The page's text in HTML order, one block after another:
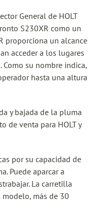
General de HOLT
S230XR como un
proporciona un alcance
acceder a los lugares
su nombre indica,
hasta una altura
y bajada de la pluma
de venta para HOLT y
por su capacidad de
Puede aparcar a
La carretilla
más de 30